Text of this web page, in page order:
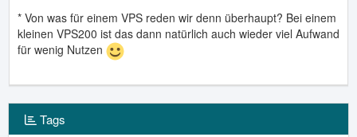
* Von was für einem VPS reden wir denn überhaupt? Bei einem
kleinen VPS200 ist das dann natürlich auch wieder viel Aufwand
für wenig Nutzen
Tags